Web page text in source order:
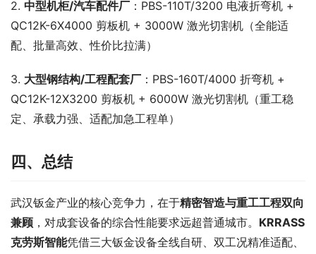
2. 中型机柜/汽车配件厂 ：PBS-110T/3200 电液折弯机 +
QC12K-6X4000 剪板机 + 3000W 激光切割机（全能适
配、批量高效、性价比拉满）
3. 大型钢结构/工程配套厂 ：PBS-160T/4000 折弯机 +
QC12K-12X3200 剪板机 + 6000W 激光切割机（重工稳
定、承载力强、适配加急工程单）
四、总结
武汉钣金产业的核心竞争力，在于精密智造与重工工程双向
兼顾 ，对成套设备的综合性能要求远超普通城市。 KRRASS
克劳斯智能凭借三大钣金设备全线自研、双工况精准适配、